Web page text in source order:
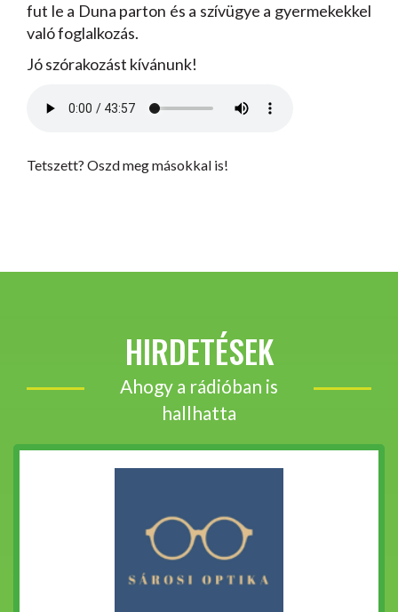
fut le a Duna parton és a szívügye a gyermekekkel
való foglalkozás.
Jó szórakozást kívánunk!
Tetszett? Oszd meg másokkal is!
HIRDETÉSEK
Ahogy a rádióban is
hallhatta